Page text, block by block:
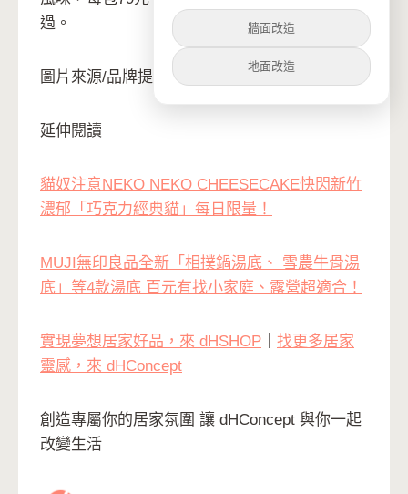
過。
圖片來源/品牌提供
延伸閱讀
貓奴注意NEKO NEKO CHEESECAKE快閃新竹
濃郁「巧克力經典貓」每日限量！
MUJI無印良品全新「相撲鍋湯底、 雪農牛骨湯
底」等4款湯底 百元有找小家庭、露營超適合！
實現夢想居家好品，來 dHSHOP
找更多居家
靈感，來 dHConcept
創造專屬你的居家氛圍 讓 dHConcept 與你一起
改變生活
牆面改造
地面改造